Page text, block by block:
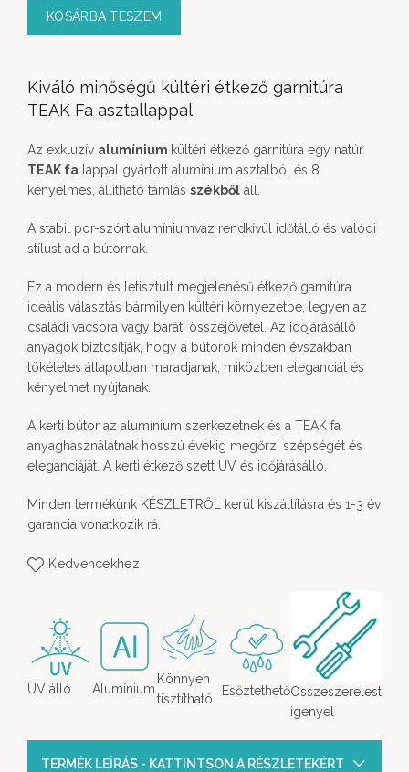
KOSÁRBA TESZEM
Kiváló minőségű kültéri étkező garnitúra
TEAK Fa asztallappal
Az exkluzív alumínium kültéri étkező garnitúra egy natúr
TEAK fa lappal gyártott alumínium asztalból és 8
kényelmes, állítható támlás székből áll.
A stabil por-szórt alumíniumváz rendkívül időtálló és valódi
stílust ad a bútornak.
Ez a modern és letisztult megjelenésű étkező garnitúra
ideális választás bármilyen kültéri környezetbe, legyen az
családi vacsora vagy baráti összejövetel. Az időjárásálló
anyagok biztosítják, hogy a bútorok minden évszakban
tökéletes állapotban maradjanak, miközben eleganciát és
kényelmet nyújtanak.
A kerti bútor az alumínium szerkezetnek és a TEAK fa
anyaghasználatnak hosszú évekig megőrzi szépségét és
eleganciáját. A kerti étkező szett UV és időjárásálló.
Minden termékünk KÉSZLETRŐL kerül kiszállításra és 1-3 év
garancia vonatkozik rá.
Kedvencekhez
UV álló Alumínium
Könnyen
tisztítható
EsőztethetőOsszeszerelest
igenyel
TERMÉK LEÍRÁS - KATTINTSON A RÉSZLETEKÉRT